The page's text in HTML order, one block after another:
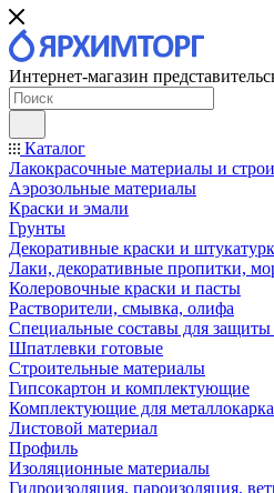
Интернет-магазин
Каталог
Лакокрасочные материалы и
Аэрозольные материалы
Краски и эмали
Грунты
Декоративные краски и
Лаки, декоративные пропитки,
Колеровочные краски и пасты
Растворители, смывка, олифа
Специальные составы для защиты
Шпатлевки готовые
Строительные материалы
Гипсокартон и комплектующие
Комплектующие для
Листовой материал
Профиль
Изоляционные материалы
Гидроизоляция, пароизоляция,